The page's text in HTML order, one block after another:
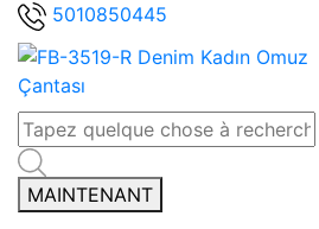
5010850445
MAINTENANT